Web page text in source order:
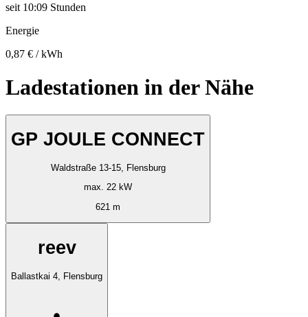
seit 10:09 Stunden
Energie
0,87 € / kWh
Ladestationen in der Nähe
GP JOULE CONNECT
Waldstraße 13-15, Flensburg
max. 22 kW
621 m
reev
Ballastkai 4, Flensburg